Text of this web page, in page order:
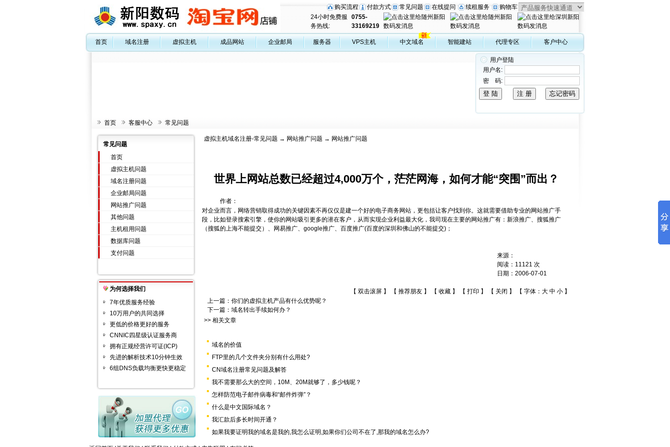
购买流程 付款方式 常见问题 在线提问 续租服务
购物车
24小时免费服
务热线:
0755-
33169219
首页 域名注册 虚拟主机 成品网站 企业邮局 服务器 VPS主机 中文域名 智能建站 代理专区 客户中心
用户登陆
用户名:
密 码:
首页 客服中心 常见问题
常见问题
首页
虚拟主机问题
域名注册问题
企业邮局问题
网站推广问题
其他问题
主机租用问题
数据库问题
支付问题
为何选择我们
7年优质服务经验
10万用户的共同选择
更低的价格更好的服务
CNNIC四星级认证服务商
拥有正规经营许可证(ICP)
先进的解析技术10分钟生效
6组DNS负载均衡更快更稳定
虚拟主机域名注册-常见问题 → 网站推广问题 → 网站推广问题
世界上网站总数已经超过4,000万个，茫茫网海，如何才能“突围”而出？
作者：
对企业而言，网络营销取得成功的关键因素不再仅仅是建一个好的电子商务网站，更包括让客户找到你。这就需要借助专业的网站推广手
段，比如登录搜索引擎，使你的网站吸引更多的潜在客户，从而实现企业利益最大化，我司现在主要的网站推广有：新浪推广、搜狐推广
（搜狐的上海不能提交）、网易推广、google推广、百度推广(百度的深圳和佛山的不能提交)；
来源：
阅读： 11121 次
日期： 2006-07-01
【 双击滚屏 】 【 推荐朋友 】 【 收藏 】 【 打印 】 【 关闭 】 【 字体： 大 中 小 】
上一篇： 你们的虚拟主机产品有什么优势呢？
下一篇： 域名转出手续如何办？
>> 相关文章
域名的价值
FTP里的几个文件夹分别有什么用处?
CN域名注册常见问题及解答
我不需要那么大的空间，10M、20M就够了，多少钱呢？
怎样防范电子邮件病毒和“邮件炸弹”？
什么是中文国际域名？
我汇款后多长时间开通？
如果我要证明我的域名是我的,我怎么证明,如果你们公司不在了,那我的域名怎么办?